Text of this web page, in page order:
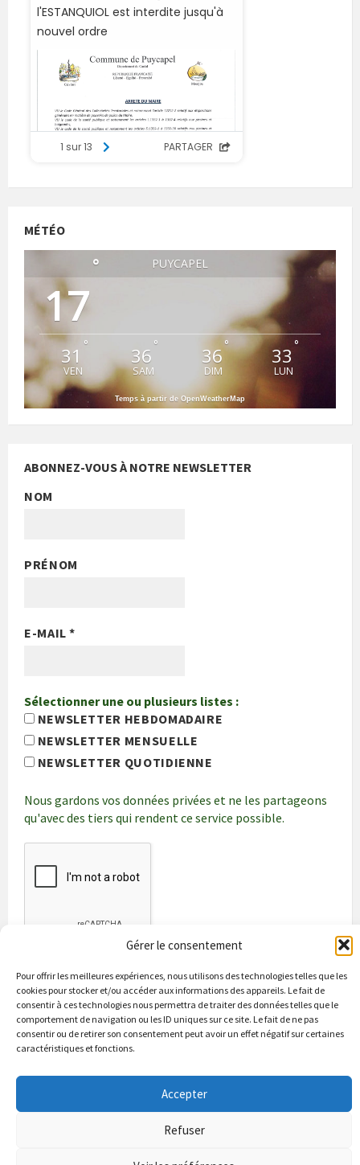
Gérer le consentement
Pour offrir les meilleures expériences, nous utilisons des technologies telles que les
cookies pour stocker et/ou accéder aux informations des appareils. Le fait de
consentir à ces technologies nous permettra de traiter des données telles que le
comportement de navigation ou les ID uniques sur ce site. Le fait de ne pas
consentir ou de retirer son consentement peut avoir un effet négatif sur certaines
caractéristiques et fonctions.
Accepter
Refuser
MÉTÉO
PUYCAPEL
17
°
31 °
VEN
36 °
SAM
36°
DIM
33 °
LUN
Temps à partir de OpenWeatherMap
ABONNEZ-VOUS À NOTRE NEWSLETTER
NOM
PRÉNOM
E-MAIL*
Sélectionner une ou plusieurs listes :
NEWSLETTER HEBDOMADAIRE
NEWSLETTER MENSUELLE
NEWSLETTER QUOTIDIENNE
Nous gardons vos données privées et ne les partageons
qu'avec des tiers qui rendent ce service possible.
Bienvenue à Puycapel La municipalité
Actualités
Les bonnes adresses
Contacts & renseignements
Conformité à la loi RGPD
Puycapel.fr utilise des cookies pour améliorer les performance et